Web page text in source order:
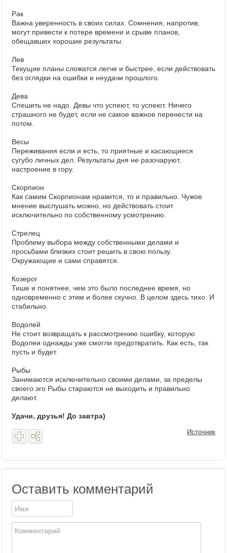
Рак
Важна уверенность в своих силах. Сомнения, напротив,
могут привести к потере времени и срыве планов,
обещавших хорошие результаты.
Лев
Текущие планы сложатся легче и быстрее, если действовать
без оглядки на ошибки и неудачи прошлого.
Дева
Спешить не надо. Девы что успеют, то успеют. Ничего
страшного не будет, если не самое важное перенести на
потом.
Весы
Переживания если и есть, то приятные и касающиеся
сугубо личных дел. Результаты дня не разочаруют,
настроение в гору.
Скорпион
Как самим Скорпионам нравится, то и правильно. Чужое
мнение выслушать можно, но действовать стоит
исключительно по собственному усмотрению.
Стрелец
Проблему выбора между собственными делами и
просьбами близких стоит решить в свою пользу.
Окружающие и сами справятся.
Козерог
Тише и понятнее, чем это было последнее время, но
одновременно с этим и более скучно. В целом здесь тихо. И
стабильно.
Водолей
Не стоит возвращать к рассмотрению ошибку, которую
Водолеи однажды уже смогли предотвратить. Как есть, так
пусть и будет.
Рыбы
Занимаются исключительно своими делами, за пределы
своего эго Рыбы стараются не выходить и правильно
делают.
Удачи, друзья! До завтра)
Источник
Оставить комментарий